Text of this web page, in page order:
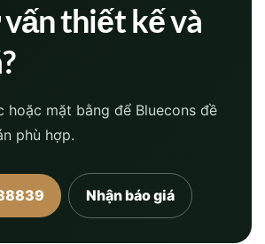
thiết kế và
hoặc mặt bằng để Bluecons đề
phù hợp.
Nhận báo giá